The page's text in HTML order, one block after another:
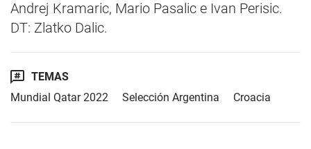
Andrej Kramaric, Mario Pasalic e Ivan Perisic.
DT: Zlatko Dalic.
TEMAS
Mundial Qatar 2022
Selección Argentina Croacia